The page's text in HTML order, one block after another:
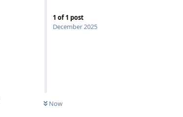
1 of1 post
December 2025
Now